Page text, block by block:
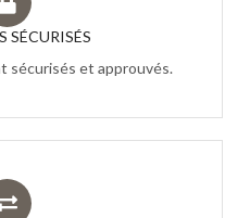
SÉCURISÉS
sécurisés et approuvés.